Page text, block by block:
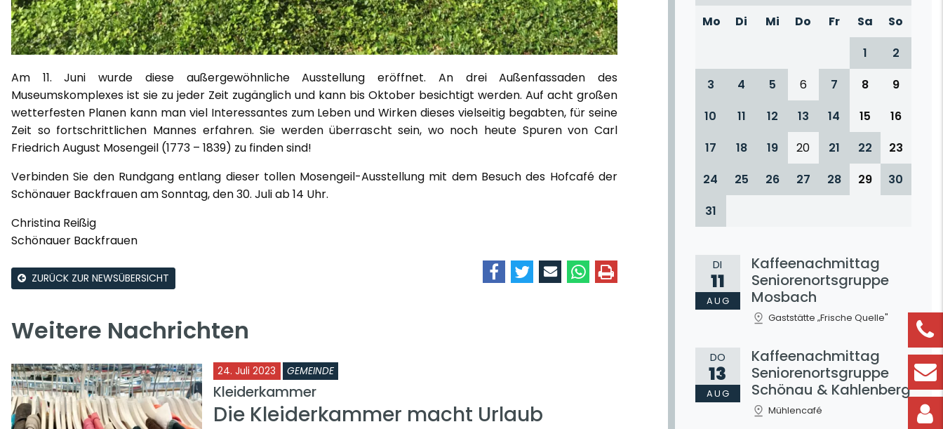
Am 11. Juni wurde diese außergewöhnliche Ausstellung eröffnet. An drei Außenfassaden des
Museumskomplexes ist sie zu jeder Zeit zugänglich und kann bis Oktober besichtigt werden. Auf acht großen
wetterfesten Planen kann man viel Interessantes zum Leben und Wirken dieses vielseitig begabten, für seine
Zeit so fortschrittlichen Mannes erfahren. Sie werden überrascht sein, wo noch heute Spuren von Carl
Friedrich August Mosengeil (1773 – 1839) zu finden sind!
Verbinden Sie den Rundgang entlang dieser tollen Mosengeil-Ausstellung mit dem Besuch des Hofcafé der
Schönauer Backfrauen am Sonntag, den 30. Juli ab 14 Uhr.
Christina Reißig
Schönauer Backfrauen
ZURÜCK ZUR NEWSÜBERSICHT
Weitere Nachrichten
24. Juli 2023 GEMEINDE
Kleiderkammer
Die Kleiderkammer macht Urlaub
Mo Di Mi Do Fr Sa
So
1
2
3
4 5 6 7 8
9
10
11 12 13 14 15
16
17
18 19 20 21 22
23
24
25 26 27 28 29
30
31
DI
11
AUG
Kaffeenachmittag
Seniorenortsgruppe
Mosbach
Gaststätte „Frische Quelle"
DO
13
AUG
Kaffeenachmittag
Seniorenortsgruppe
Schönau & Kahlenberg
Mühlencafé